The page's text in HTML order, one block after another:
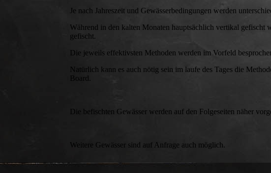
Je nach Jahreszeit und Gewässerbedingungen werden
Während in den kalten Monaten hauptsächlich vertikal
gefischt.
Die jeweils effektivsten Methoden werden im Vorfeld
Natürlich kann es auch nötig sein im laufe des Tages die
Board.
Die befischten Gewässer werden auf den Folgeseiten näher
Weitere Gewässer sind auf Anfrage auch möglich.